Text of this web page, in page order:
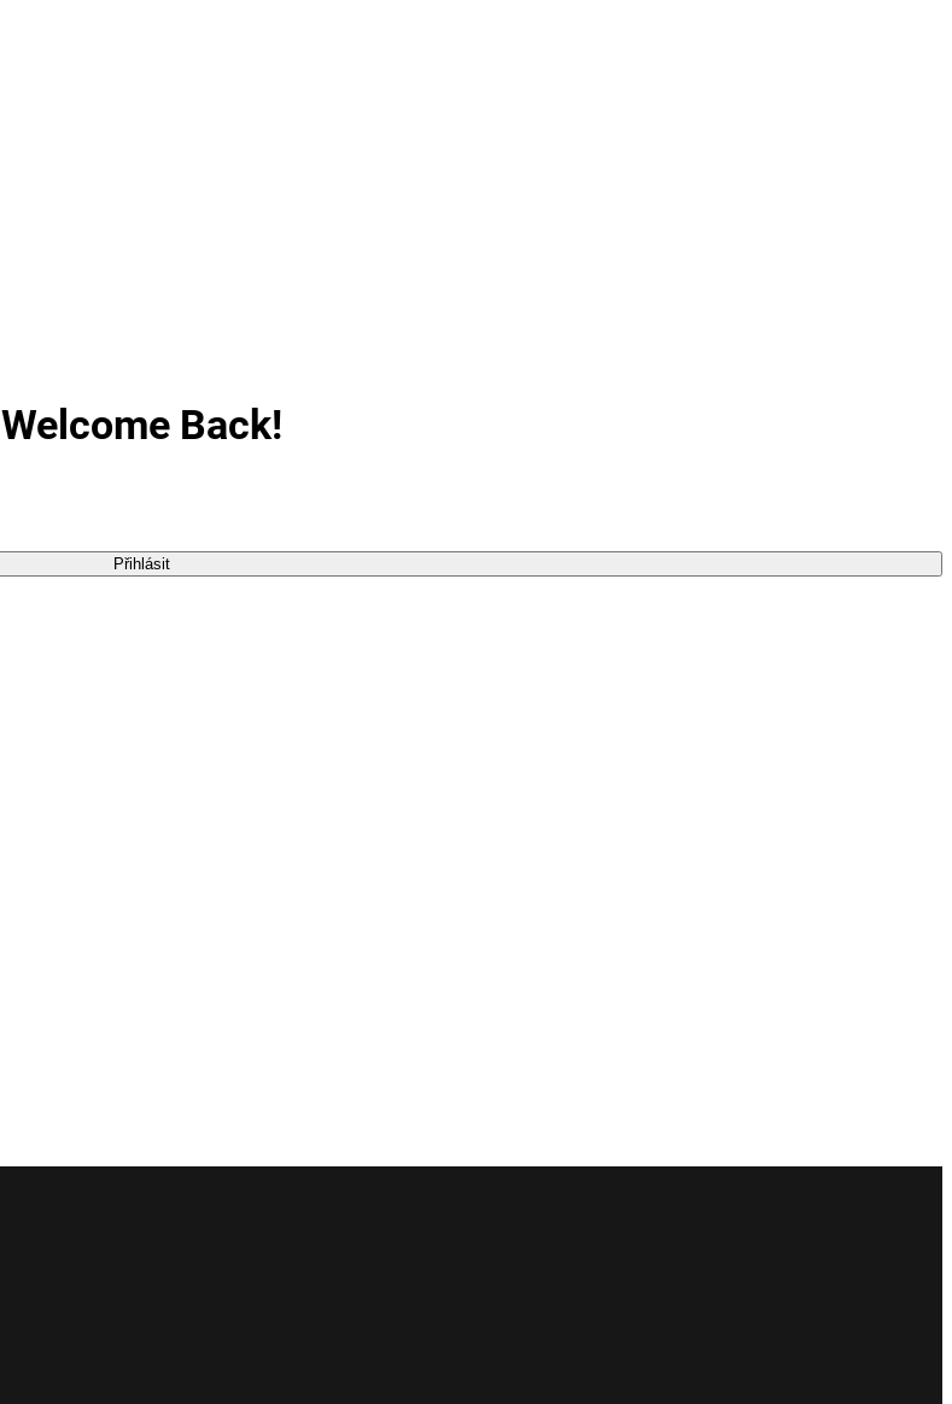
Welcome Back!
Přihlásit